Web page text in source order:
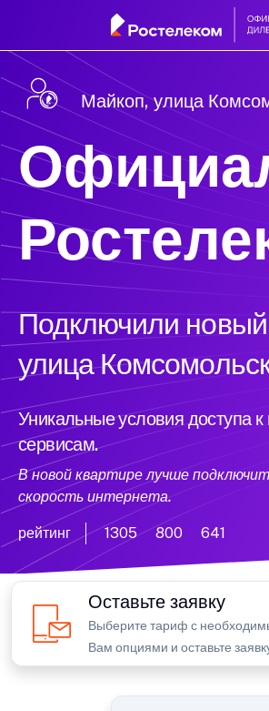
Майкоп, улица
Подключили новый
улица
Уникальные условия доступа
сервисам.
В новой квартире лучше
скорость интернета.
рейтинг 1305 800 641
Оставьте заявку
Выберите тариф с
Вам опциями и оставьте